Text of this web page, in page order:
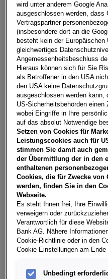
Audi S e-tron GT
4680 Haag/Hausruck
Erstzulassung
09/2024 222
Kilometerstand
1.500 km
Fahrzeug
wird unter anderem Google
ausgeschlossen werden, dass
Vertragspartner
(insbesondere dort an die
besteht kein der Europäischen
gleichwertiges
Angemessenheitsbeschluss
Hieraus können sich für Sie
als Betroffener in den USA
den USA keine
ausgeschlossen werden kann,
US-Sicherheitsbehörden einen
wobei Eingriffe in Ihre
auf das absolut Notwendige
Setzen von Cookies für
Leistungscookies auch für
stimmen Sie damit auch
der Übermittlung der in den
enthaltenen
Cookies, die für Zwecke von
werden, finden Sie in den
Webseite.
Es steht Ihnen frei, Ihre
verweigern oder
Verantwortlich für diese
Bank AG. Nähere
Cookie-Richtlinie oder in den
Cookie-Einstellungen am Ende
Unbedingt